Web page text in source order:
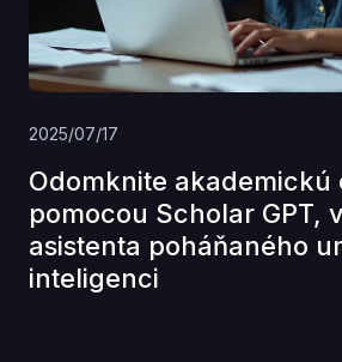
2025/07/17
Odomknite akademickú
pomocou Scholar GPT,
asistenta poháňaného
inteligenci